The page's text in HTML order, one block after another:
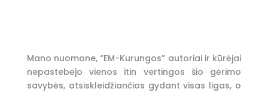
Mano nuomone, “EM-Kurungos” autoriai ir kūrėjai
nepastebėjo vienos itin vertingos šio gėrimo
savybės, atsiskleidžiančios gydant visas ligas, o